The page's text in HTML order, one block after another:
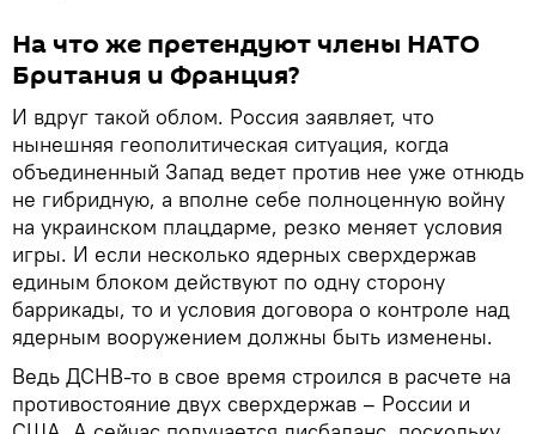
На что же претендуют члены НАТО
Британия и Франция?
И вдруг такой облом. Россия заявляет, что
нынешняя геополитическая ситуация, когда
объединенный Запад ведет против нее уже отнюдь
не гибридную, а вполне себе полноценную войну
на украинском плацдарме, резко меняет условия
игры. И если несколько ядерных сверхдержав
единым блоком действуют по одну сторону
баррикады, то и условия договора о контроле над
ядерным вооружением должны быть изменены.
Ведь ДСНВ-то в свое время строился в расчете на
противостояние двух сверхдержав – России и